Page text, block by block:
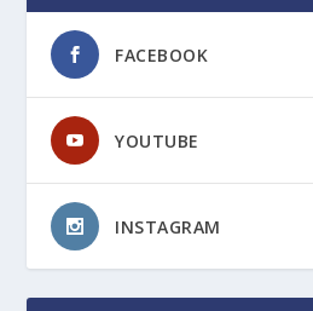
FACEBOOK
YOUTUBE
INSTAGRAM